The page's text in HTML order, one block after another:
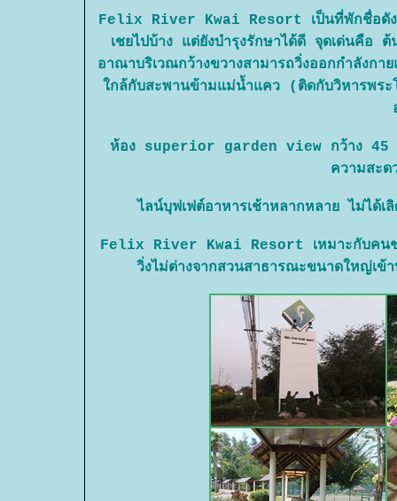
Felix River Kwai Resort เป็นที่พักชื่อดังข
เชยไปบ้าง แต่ยังบำรุงรักษาได้ดี จุดเด่นคือ
อาณาบริเวณกว้างขวางสามารถวิ่งออกกำลังกา
กล้กับสะพานข้ามแม่น้ำแคว (ติดกับวิหารพระ
ห้อง superior garden view กว้าง 45 ตา
ความสะด
ไลน์บุฟเฟต์อาหารเช้าหลากหลาย ไม่ได้
Felix River Kwai Resort เหมาะกับคนชอ
วิ่งไม่ต่างจากสวนสาธารณะขนาดใหญ่เข้